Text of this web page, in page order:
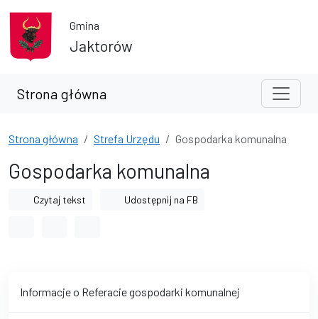
Gmina
Jaktorów
Strona główna
Strona główna Strefa Urzędu Gospodarka komunalna
Gospodarka komunalna
Czytaj tekst Udostępnij na FB
Informacje o Referacie gospodarki komunalnej